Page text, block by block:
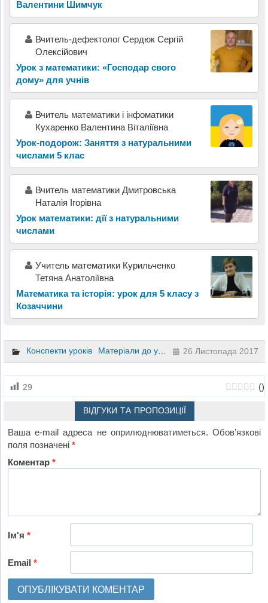
Валентини Шимчук
Вчитель-дефектолог Сердюк Сергій
Олексійович
Урок з математики: «Господар свого
дому» для учнів
Вчитель математики і інфоматики
Кухаренко Валентина Віталіївна
Урок-подорож: Заняття з натуральними
числами 5 клас
Вчитель математики Дмитровська
Наталія Ігорівна
Урок математики: дії з натуральними
числами
Учитель математики Курильченко
Тетяна Анатоліївна
Математика та історія: урок для 5 класу з
Козаччини
Конспекти уроків Матеріали до уроків Презентації
26 Листопада 2017
29 ()
ВІДГУКИ ТА ПРОПОЗИЦІЇ
Ваша e-mail адреса не оприлюднюватиметься. Обов’язкові
поля позначені*
Коментар*
Ім'я*
Email*